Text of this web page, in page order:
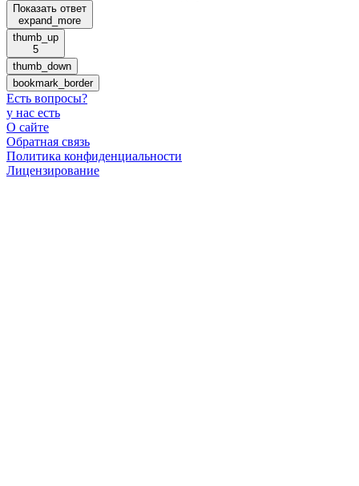
Показать ответ
expand_more
thumb_up
5
thumb_down
bookmark_border
Есть вопросы?
у нас есть
О сайте
Обратная связь
Политика конфиденциальности
Лицензирование